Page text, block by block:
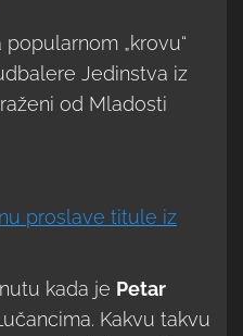
„krovu“
Jedinstva iz
od Mladosti
proslave titule iz
kada je Petar
Kakvu takvu